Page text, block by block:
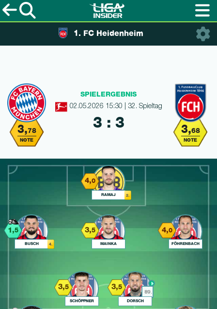
1. FC Heidenheim
3,78
NOTE
3,68
NOTE
SPIELERGEBNIS
02.05.2026 15:30 | 32. Spieltag
3 : 3
4,0
RAMAJ 2.
1,5
2
BUSCH 4.
3,5
MAINKA
4,0
FÖHRENBACH
3,5
SCHÖPPNER
89.
3,5
DORSCH